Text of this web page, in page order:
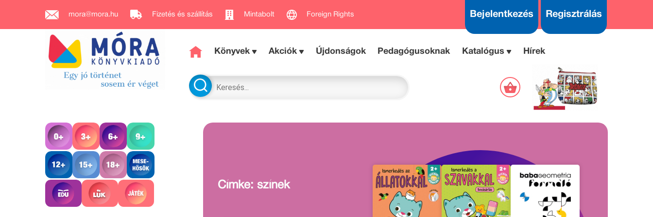
mora@mora.hu Fizetés és szállítás Mintabolt Foreign Rights Bejelentkezés Regisztrálás
Könyvek Akciók Újdonságok Pedagógusoknak Katalógus Hírek
Címke: színek